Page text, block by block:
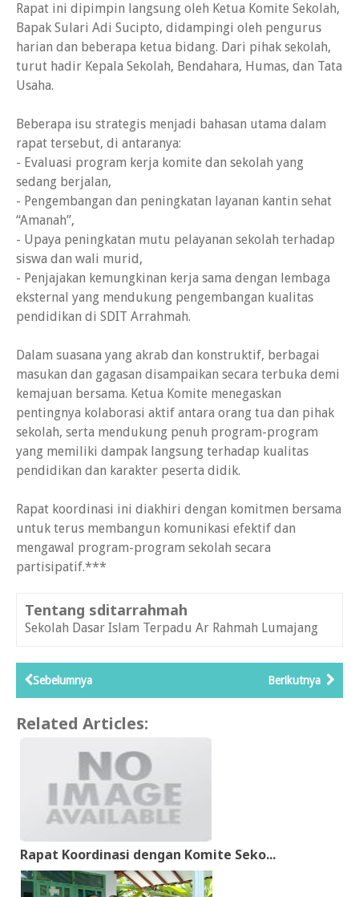
Rapat ini dipimpin langsung oleh Ketua Komite Sekolah,
Bapak Sulari Adi Sucipto, didampingi oleh pengurus
harian dan beberapa ketua bidang. Dari pihak sekolah,
turut hadir Kepala Sekolah, Bendahara, Humas, dan Tata
Usaha.
Beberapa isu strategis menjadi bahasan utama dalam
rapat tersebut, di antaranya:
- Evaluasi program kerja komite dan sekolah yang
sedang berjalan,
- Pengembangan dan peningkatan layanan kantin sehat
“Amanah”,
- Upaya peningkatan mutu pelayanan sekolah terhadap
siswa dan wali murid,
- Penjajakan kemungkinan kerja sama dengan lembaga
eksternal yang mendukung pengembangan kualitas
pendidikan di SDIT Arrahmah.
Dalam suasana yang akrab dan konstruktif, berbagai
masukan dan gagasan disampaikan secara terbuka demi
kemajuan bersama. Ketua Komite menegaskan
pentingnya kolaborasi aktif antara orang tua dan pihak
sekolah, serta mendukung penuh program-program
yang memiliki dampak langsung terhadap kualitas
pendidikan dan karakter peserta didik.
Rapat koordinasi ini diakhiri dengan komitmen bersama
untuk terus membangun komunikasi efektif dan
mengawal program-program sekolah secara
partisipatif.***
Tentang sditarrahmah
Sekolah Dasar Islam Terpadu Ar Rahmah Lumajang
Berikutnya
Sebelumnya
Related Articles:
Rapat Koordinasi dengan Komite Seko...